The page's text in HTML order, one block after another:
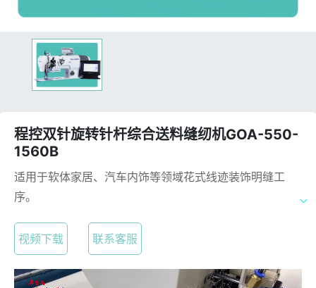
程控双针旋转针杆综合送料缝纫机GOA-550-
1560B
适用于软体家居、汽车内饰等领域花式线迹装饰明缝工
序。
视频下载 联系客服